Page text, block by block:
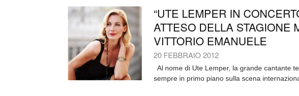
“UTE LEMPER IN
ATTESO DELLA STAGIONE
VITTORIO EMANUELE
20 FEBBRAIO 2012
Al nome di Ute Lemper, la grande cantante
sempre in primo piano sulla scena